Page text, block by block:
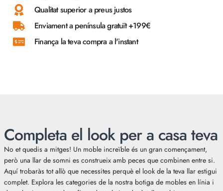
Qualitat superior a preus justos
Enviament a península gratuït +199€
Finança la teva compra a l'instant
Completa el look per a casa teva
No et quedis a mitges! Un moble increïble és un gran començament,
però una llar de somni es construeix amb peces que combinen entre si.
Aquí trobaràs tot allò que necessites perquè el look de la teva llar estigui
complet. Explora les categories de la nostra botiga de mobles en línia i